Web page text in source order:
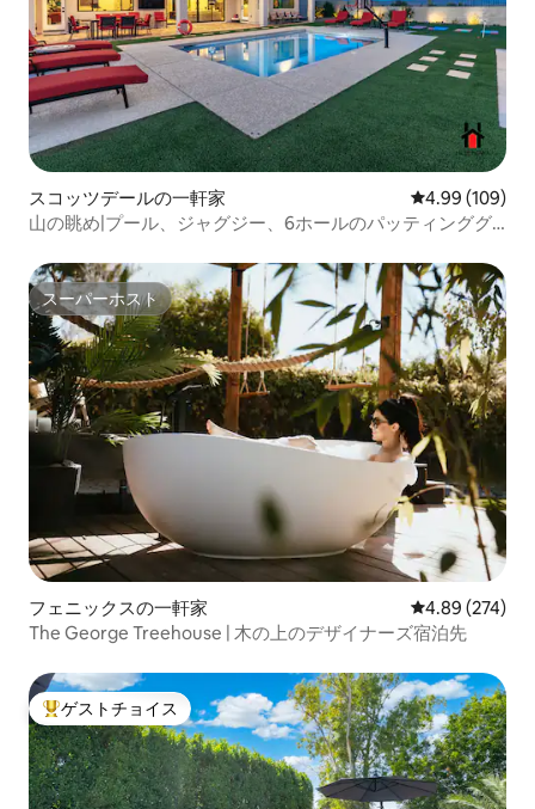
スコッツデールの一軒家 レビュー109
4.99 (109)
山の眺め|プール、ジャグジー、6ホールのパッティンググ
スーパーホスト
スーパーホスト
フェニックスの一軒家 レビュー274
4.89 (274)
The George Treehouse | 木の上のデザイナーズ宿泊先
大好評のゲストチョイスです。
ゲストチョイス